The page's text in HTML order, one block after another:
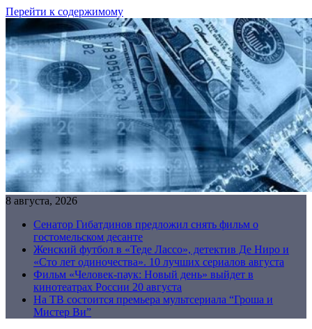
Перейти к содержимому
8 августа, 2026
Сенатор Гибатдинов предложил снять фильм о
гостомельском десанте
Женский футбол в «Теде Лассо», детектив Де Ниро и
«Сто лет одиночества». 10 лучших сериалов августа
Фильм «Человек-паук: Новый день» выйдет в
кинотеатрах России 20 августа
На ТВ состоится премьера мультсериала “Гроша и
Мистер Ви”